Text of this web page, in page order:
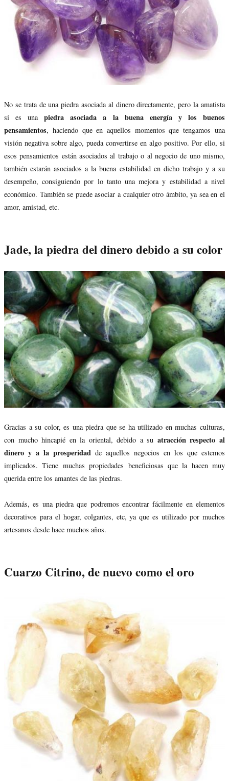
No se trata de una piedra asociada al dinero directamente, pero la amatista
sí es unapiedra asociada a la buena energía y los buenos
pensamientos, haciendo que en aquellos momentos que tengamos una
visión negativa sobre algo, pueda convertirse en algo positivo. Por ello, si
esos pensamientos están asociados al trabajo o al negocio de uno mismo,
también estarán asociados a la buena estabilidad en dicho trabajo y a su
desempeño, consiguiendo por lo tanto una mejora y estabilidad a nivel
económico. También se puede asociar a cualquier otro ámbito, ya sea en el
amor, amistad, etc.
Jade, la piedra del dinero debido a su color
Gracias a su color, es una piedra que se ha utilizado en muchas culturas,
con mucho hincapié en la oriental, debido a su atracción respecto al
dinero y a la prosperidad de aquellos negocios en los que estemos
implicados. Tiene muchas propiedades beneficiosas que la hacen muy
querida entre los amantes de las piedras.
Además, es una piedra que podremos encontrar fácilmente en elementos
decorativos para el hogar, colgantes, etc, ya que es utilizado por muchos
artesanos desde hace muchos años.
Cuarzo Citrino, de nuevo como el oro